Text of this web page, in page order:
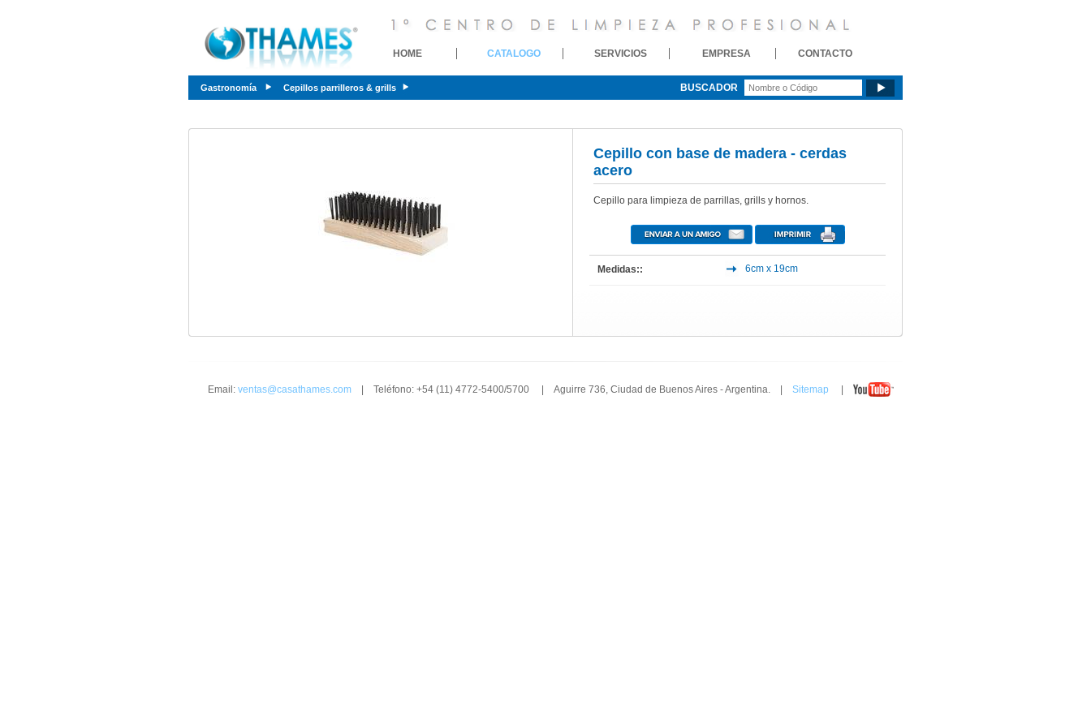
HOME CATALOGO SERVICIOS EMPRESA CONTACTO
Gastronomía Cepillos parrilleros & grills BUSCADOR
Cepillo con base de madera - cerdas
acero
Cepillo para limpieza de parrillas, grills y hornos.
Medidas:: 6cm x 19cm
Email: ventas@casathames.com| Teléfono: +54 (11) 4772-5400/5700 | Aguirre 736, Ciudad de Buenos Aires - Argentina. | Sitemap